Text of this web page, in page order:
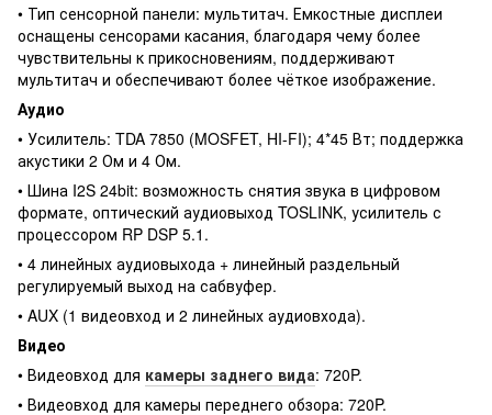
• Тип сенсорной панели: мультитач. Емкостные дисплеи
оснащены сенсорами касания, благодаря чему более
чувствительны к прикосновениям, поддерживают
мультитач и обеспечивают более чёткое изображение.
Аудио
• Усилитель: TDA 7850 (MOSFET, HI-FI); 4*45 Вт; поддержка
акустики 2 Ом и 4 Ом.
• Шина I2S 24bit: возможность снятия звука в цифровом
формате, оптический аудиовыход TOSLINK, усилитель с
процессором RP DSP 5.1.
• 4 линейных аудиовыхода + линейный раздельный
регулируемый выход на сабвуфер.
• AUX (1 видеовход и 2 линейных аудиовхода).
Видео
• Видеовход для камеры заднего вида: 720P.
• Видеовход для камеры переднего обзора: 720P.